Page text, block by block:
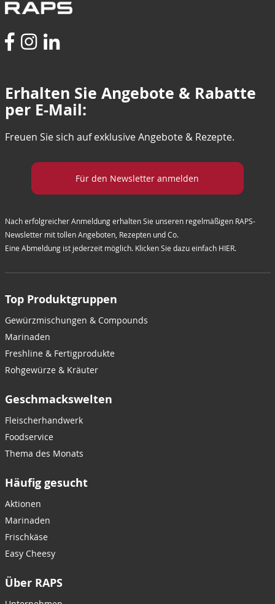
Erhalten Sie Angebote & Rabatte
per E-Mail:
Freuen Sie sich auf exklusive Angebote & Rezepte.
Für den Newsletter anmelden
Nach erfolgreicher Anmeldung erhalten Sie unseren regelmäßigen RAPS-
Newsletter mit tollen Angeboten, Rezepten und Co.
Eine Abmeldung ist jederzeit möglich. Klicken Sie dazu einfach HIER.
Top Produktgruppen
Gewürzmischungen & Compounds
Marinaden
Freshline & Fertigprodukte
Rohgewürze & Kräuter
Geschmackswelten
Fleischerhandwerk
Foodservice
Thema des Monats
Häufig gesucht
Aktionen
Marinaden
Frischkäse
Easy Cheesy
Über RAPS